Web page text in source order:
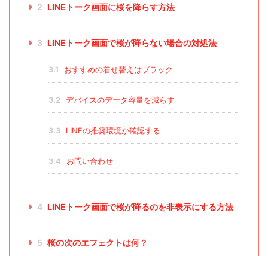
2 LINEトーク画面に桜を降らす方法
3 LINEトーク画面で桜が降らない場合の対処法
3.1 おすすめの着せ替えはブラック
3.2 デバイスのデータ容量を減らす
3.3 LINEの推奨環境か確認する
3.4 お問い合わせ
4 LINEトーク画面で桜が降るのを非表示にする方法
5 桜の次のエフェクトは何？